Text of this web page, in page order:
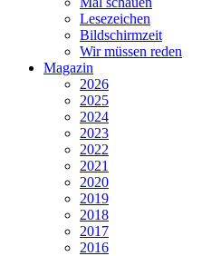
Lesezeichen
Bildschirmzeit
Wir müssen reden
Magazin
2026
2025
2024
2023
2022
2021
2020
2019
2018
2017
2016